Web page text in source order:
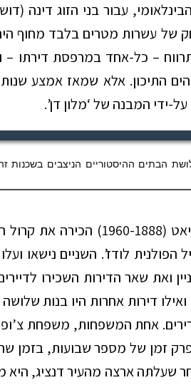
הבינלאומי, עבור בני הזוג דינה
של עשרות מטרים בלבד מחוף
– כל-אחד במרפסת דירתו –
התיכון. אלא שמאז אמצע שנות
על-ידי המבנה של ‘מלון דן’.
הבתים ההיסטוריים הניצבים בשכנות
דינה לבית קויאט (1960-
הפולנית לודז’. השניים נישאו
ואת שאר הדירות השכירו
דירות אחרות היו בנות
אחת המשפחות, משפחת
זמן של מספר שבועות, בזמן
שעלתה ארצה מהעיר דנציג, היא